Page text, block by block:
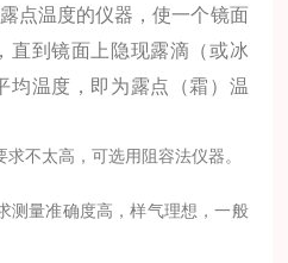
点温度的仪器，使一个镜面
直到镜面上隐现露滴（或冰
均温度，即为露点（霜）温
不太高，可选用阻容法仪器。
测量准确度高，样气理想，一般